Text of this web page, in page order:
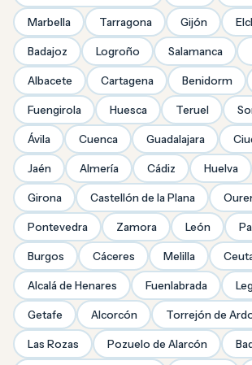
Marbella Tarragona Gijón
Badajoz Logroño Salamanca
Albacete Cartagena Benidorm
Fuengirola Huesca Teruel
Ávila Cuenca Guadalajara
Jaén Almería Cádiz Huelva
Girona Castellón de la Plana
Pontevedra Zamora León
Burgos Cáceres Melilla
Alcalá de Henares Fuenlabrada
Getafe Alcorcón Torrejón de
Las Rozas Pozuelo de Alarcón